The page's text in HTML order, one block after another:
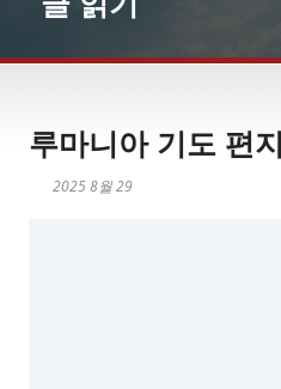
루마니아 기도 편
2025 8월 29